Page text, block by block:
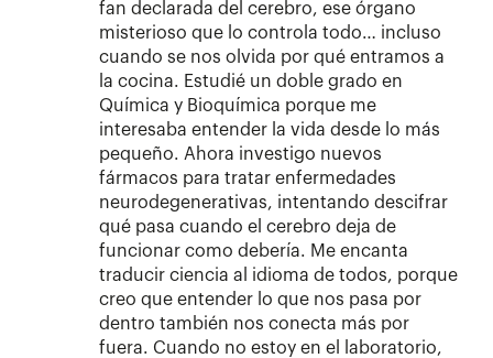
fan declarada del cerebro, ese órgano
misterioso que lo controla todo… incluso
cuando se nos olvida por qué entramos a
la cocina. Estudié un doble grado en
Química y Bioquímica porque me
interesaba entender la vida desde lo más
pequeño. Ahora investigo nuevos
fármacos para tratar enfermedades
neurodegenerativas, intentando descifrar
qué pasa cuando el cerebro deja de
funcionar como debería. Me encanta
traducir ciencia al idioma de todos, porque
creo que entender lo que nos pasa por
dentro también nos conecta más por
fuera. Cuando no estoy en el laboratorio,